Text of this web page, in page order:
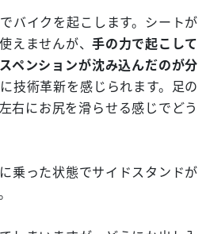
バイクを起こします。シートが
えませんが、手の力で起こして
ペンションが沈み込んだのが分
技術革新を感じられます。足の
右にお尻を滑らせる感じでどう
乗った状態でサイドスタンドが